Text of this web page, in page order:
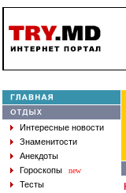
Интересные новости
Знаменитости
Анекдоты
Гороскопы
new
Тесты